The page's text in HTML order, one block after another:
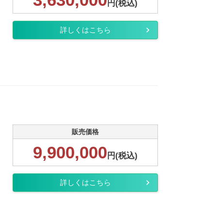
円(税込)
詳しくはこちら
販売価格
9,900,000 円(税込)
詳しくはこちら